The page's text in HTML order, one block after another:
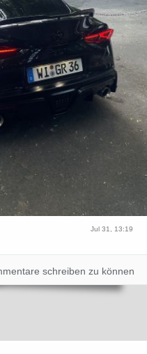
Jul 31, 13:19
schreiben zu können